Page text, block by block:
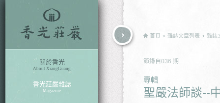
關於香光
About XiangGuang
香光莊嚴雜誌
Magazine
首頁 雜誌文章列表 雜誌
節錄自 036 期
專輯
聖嚴法師談--